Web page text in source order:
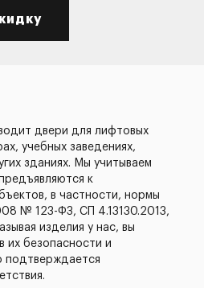
двери для лифтовых
учебных заведениях,
зданиях. Мы учитываем
к
в частности, нормы
№ 123-ФЗ, СП 4.13130.2013,
изделия у нас, вы
их безопасности и
подтверждается